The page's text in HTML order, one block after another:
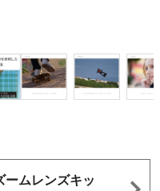
ームレンズキッ